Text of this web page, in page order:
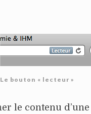
Le bouton « lecteur »
le contenu